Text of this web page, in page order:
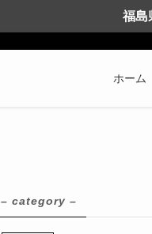
福島
ホーム
– category –